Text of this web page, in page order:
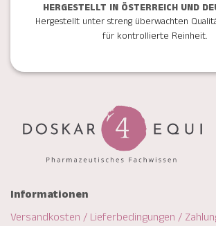
HERGESTELLT IN ÖSTERREICH UND
Hergestellt unter streng überwachten
für kontrollierte Reinheit.
Informationen
Versandkosten / Lieferbedingungen /